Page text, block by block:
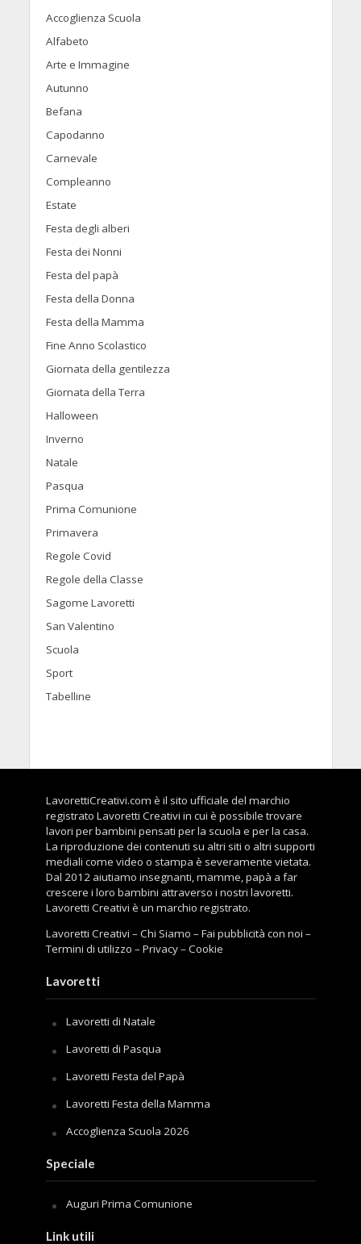
Accoglienza Scuola
Alfabeto
Arte e Immagine
Autunno
Befana
Capodanno
Carnevale
Compleanno
Estate
Festa degli alberi
Festa dei Nonni
Festa del papà
Festa della Donna
Festa della Mamma
Fine Anno Scolastico
Giornata della gentilezza
Giornata della Terra
Halloween
Inverno
Natale
Pasqua
Prima Comunione
Primavera
Regole Covid
Regole della Classe
Sagome Lavoretti
San Valentino
Scuola
Sport
Tabelline
LavorettiCreativi.com è il sito ufficiale del marchio
registrato Lavoretti Creativi in cui è possibile trovare
lavori per bambini pensati per la scuola e per la casa.
La riproduzione dei contenuti su altri siti o altri supporti
mediali come video o stampa è severamente vietata.
Dal 2012 aiutiamo insegnanti, mamme, papà a far
crescere i loro bambini attraverso i nostri lavoretti.
Lavoretti Creativi è un marchio registrato.
Lavoretti Creativi –Chi Siamo –Fai pubblicità con noi –
Termini di utilizzo –Privacy–Cookie
Lavoretti
Lavoretti di Natale
Lavoretti di Pasqua
Lavoretti Festa del Papà
Lavoretti Festa della Mamma
Accoglienza Scuola 2026
Speciale
Auguri Prima Comunione
Link utili